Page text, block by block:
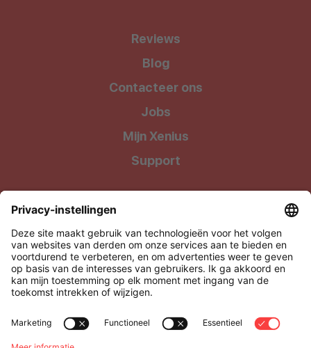
Reviews
Blog
Contacteer ons
Jobs
Mijn Xenius
Support
Wij geven onze klanten waar ze recht op hebben: Kwalitatieve
Xenius BV, onderdeel van Level27
Via Media 4, 3500 Hasselt, België
BTW: BE0505.928.838
support@xenius.be